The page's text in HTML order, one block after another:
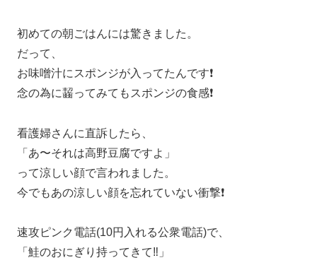
初めての朝ごはんには驚きました。
だって、
お味噌汁にスポンジが入ってたんです❗️
念の為に齧ってみてもスポンジの食感❗️
看護婦さんに直訴したら、
「あ〜それは高野豆腐ですよ」
って涼しい顔で言われました。
今でもあの涼しい顔を忘れていない衝撃❗️
速攻ピンク電話(10円入れる公衆電話)で、
「鮭のおにぎり持ってきて‼️」